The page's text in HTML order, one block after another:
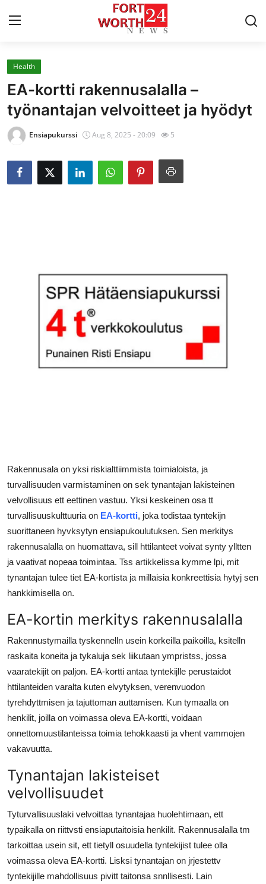
Home
Press Release
Contact
Privacy Policy
Guest Posting
Advertise with US
Real Estate
General
Top 10
How To
Health
EA-kortti rakennusalalla –
työnantajan velvoitteet ja hyödyt
Ensiapukurssi Aug 8, 2025 - 20:09 5
Rakennusala on yksi riskialttiimmista toimialoista, ja
turvallisuuden varmistaminen on sek tynantajan lakisteinen
velvollisuus ett eettinen vastuu. Yksi keskeinen osa tt
turvallisuuskulttuuria on EA-kortti, joka todistaa tyntekijn
suorittaneen hyvksytyn ensiapukoulutuksen. Sen merkitys
rakennusalalla on huomattava, sill httilanteet voivat synty ylltten
ja vaativat nopeaa toimintaa. Tss artikkelissa kymme lpi, mit
tynantajan tulee tiet EA-kortista ja millaisia konkreettisia hytyj sen
hankkimisella on.
EA-kortin merkitys rakennusalalla
Rakennustymailla tyskennelln usein korkeilla paikoilla, ksitelln
raskaita koneita ja tykaluja sek liikutaan ympristss, jossa
vaaratekijit on paljon. EA-kortti antaa tyntekijlle perustaidot
httilanteiden varalta kuten elvytyksen, verenvuodon
tyrehdyttmisen ja tajuttoman auttamisen. Kun tymaalla on
henkilit, joilla on voimassa oleva EA-kortti, voidaan
onnettomuustilanteissa toimia tehokkaasti ja vhent vammojen
vakavuutta.
Tynantajan lakisteiset
velvollisuudet
Tyturvallisuuslaki velvoittaa tynantajaa huolehtimaan, ett
typaikalla on riittvsti ensiaputaitoisia henkilit. Rakennusalalla tm
tarkoittaa usein sit, ett tietyll osuudella tyntekijist tulee olla
voimassa oleva EA-kortti. Lisksi tynantajan on jrjestettv
tyntekijille mahdollisuus pivitt taitonsa snnllisesti. Lain